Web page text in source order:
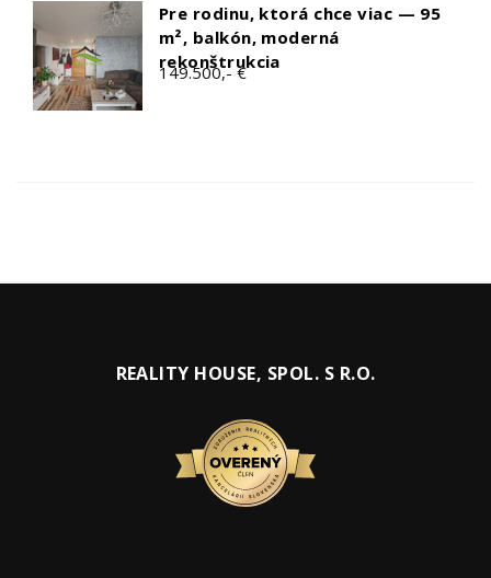
Pre rodinu, ktorá chce viac — 95
m², balkón, moderná
rekonštrukcia
149.500,- €
REALITY HOUSE, SPOL. S R.O.